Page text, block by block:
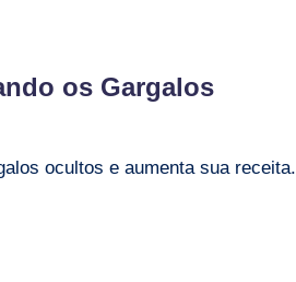
os Gargalos
ocultos e aumenta sua receita.